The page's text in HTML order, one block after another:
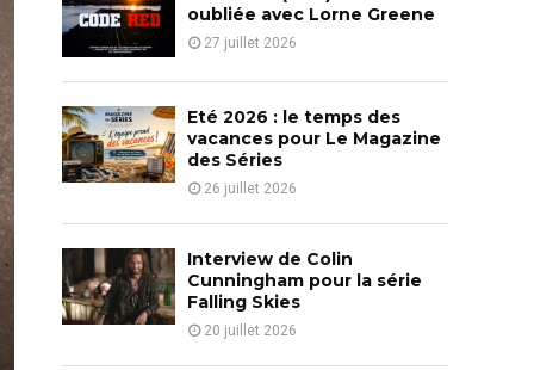
o
r
:
C
H
oubliée avec Lorne Greene
27 juillet 2026
Eté 2026 : le temps des
vacances pour Le Magazine
des Séries
26 juillet 2026
Interview de Colin
Cunningham pour la série
Falling Skies
20 juillet 2026